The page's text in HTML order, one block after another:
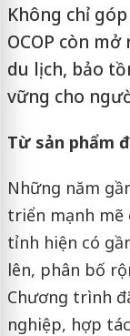
Không chỉ
OCOP còn
du lịch, bảo
vững cho
Từ sản phẩm
Những năm
triển mạnh mẽ
tỉnh hiện có
lên, phân bố
Chương trình
nghiệp, hợp